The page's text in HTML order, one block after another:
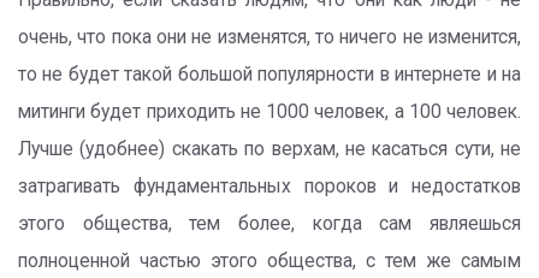
очень, что пока они не изменятся, то ничего не изменится,
то не будет такой большой популярности в интернете и на
митинги будет приходить не 1000 человек, а 100 человек.
Лучше (удобнее) скакать по верхам, не касаться сути, не
затрагивать фундаментальных пороков и недостатков
этого общества, тем более, когда сам являешься
полноценной частью этого общества, с тем же самым